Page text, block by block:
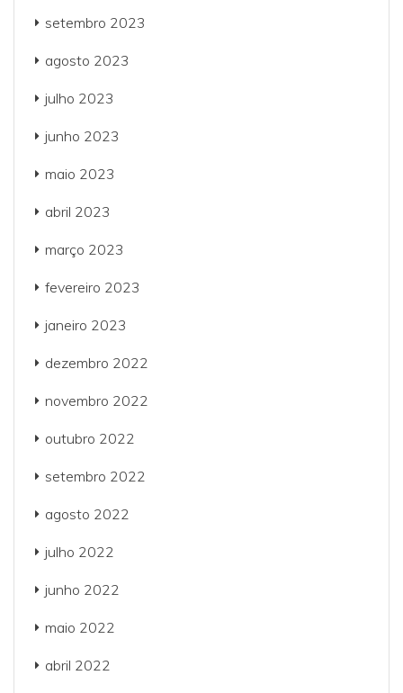
setembro 2023
agosto 2023
julho 2023
junho 2023
maio 2023
abril 2023
março 2023
fevereiro 2023
janeiro 2023
dezembro 2022
novembro 2022
outubro 2022
setembro 2022
agosto 2022
julho 2022
junho 2022
maio 2022
abril 2022